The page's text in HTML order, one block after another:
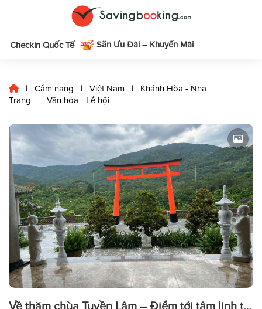
Checkin Quốc Tế Săn Ưu Đãi – Khuyến Mãi
| Cẩm nang | Việt Nam |
Khánh Hòa - Nha
Trang
| Văn hóa - Lễ hội